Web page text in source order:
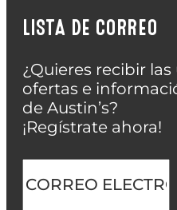
LISTA DE CORREO
¿Quieres recibir
ofertas e
de Austin’s?
¡Regístrate ahora!